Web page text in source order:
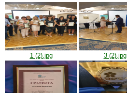
1 (2).jpg 3 (2).jpg